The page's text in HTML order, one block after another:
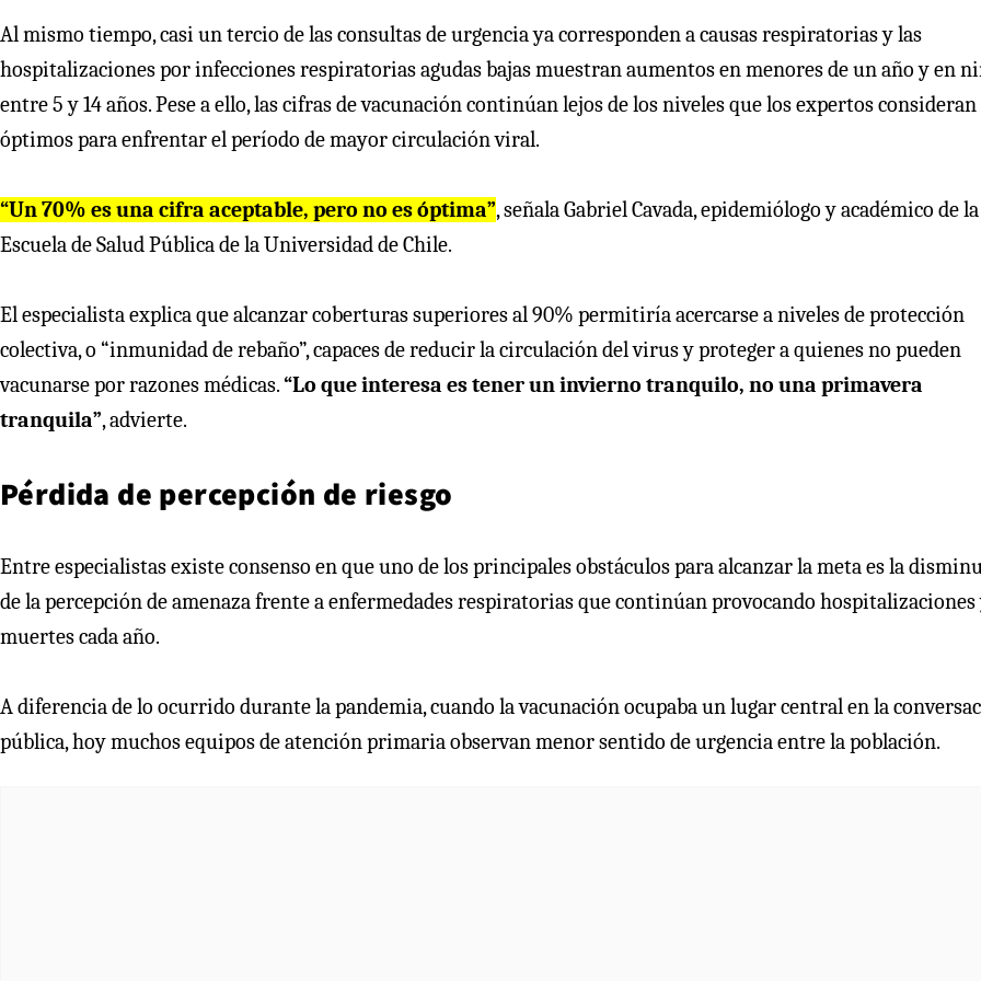
Al mismo tiempo, casi un tercio de las consultas de urgencia ya corresponden a causas respiratorias y las
hospitalizaciones por infecciones respiratorias agudas bajas muestran aumentos en menores de un año y en
entre 5 y 14 años. Pese a ello, las cifras de vacunación continúan lejos de los niveles que los expertos consideran
óptimos para enfrentar el período de mayor circulación viral.
“Un 70% es una cifra aceptable, pero no es óptima”, señala Gabriel Cavada, epidemiólogo y académico de la
Escuela de Salud Pública de la Universidad de Chile.
El especialista explica que alcanzar coberturas superiores al 90% permitiría acercarse a niveles de protección
colectiva, o “inmunidad de rebaño”, capaces de reducir la circulación del virus y proteger a quienes no pueden
vacunarse por razones médicas.“Lo que interesa es tener un invierno tranquilo, no una primavera
tranquila”, advierte.
Pérdida de percepción de riesgo
Entre especialistas existe consenso en que uno de los principales obstáculos para alcanzar la meta es la
de la percepción de amenaza frente a enfermedades respiratorias que continúan provocando hospitalizaciones
muertes cada año.
A diferencia de lo ocurrido durante la pandemia, cuando la vacunación ocupaba un lugar central en la
pública, hoy muchos equipos de atención primaria observan menor sentido de urgencia entre la población.